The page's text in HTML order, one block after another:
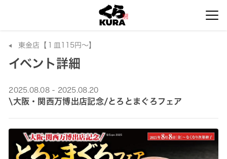
東金店【１皿115円～】
イベント詳細
2025.08.08 - 2025.08.20
\大阪・関西万博出店記念/とろとまぐろフェア